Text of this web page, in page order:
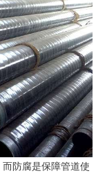
防腐是保障管道使